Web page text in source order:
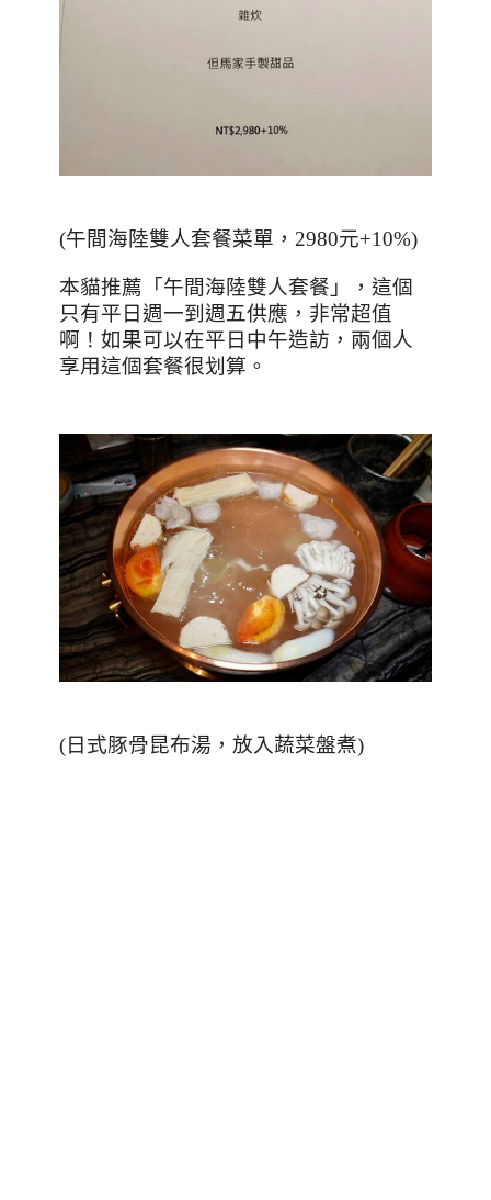
(午間海陸雙人套餐菜單， 2980元+10%)
本貓推薦「午間海陸雙人套餐」，這個
只有平日週一到週五供應，非常超值
啊！如果可以在平日中午造訪，兩個人
享用這個套餐很划算。
(日式豚骨昆布湯，放入蔬菜盤煮)